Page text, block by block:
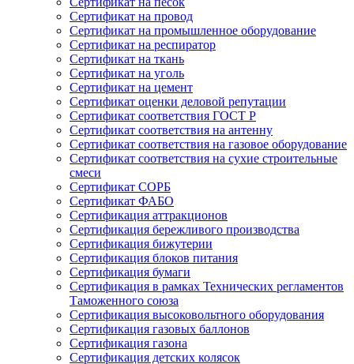
Сертификат на провод
Сертификат на промышленное оборудование
Сертификат на респиратор
Сертификат на ткань
Сертификат на уголь
Сертификат на цемент
Сертификат оценки деловой репутации
Сертификат соответствия ГОСТ Р
Сертификат соответствия на антенну
Сертификат соответствия на газовое оборудование
Сертификат соответствия на сухие строительные
смеси
Сертификат СОРБ
Сертификат ФАБО
Сертификация аттракционов
Сертификация бережливого производства
Сертификация бижутерии
Сертификация блоков питания
Сертификация бумаги
Сертификация в рамках Технических регламентов
Таможенного союза
Сертификация высоковольтного оборудования
Сертификация газовых баллонов
Сертификация газона
Сертификация детских колясок